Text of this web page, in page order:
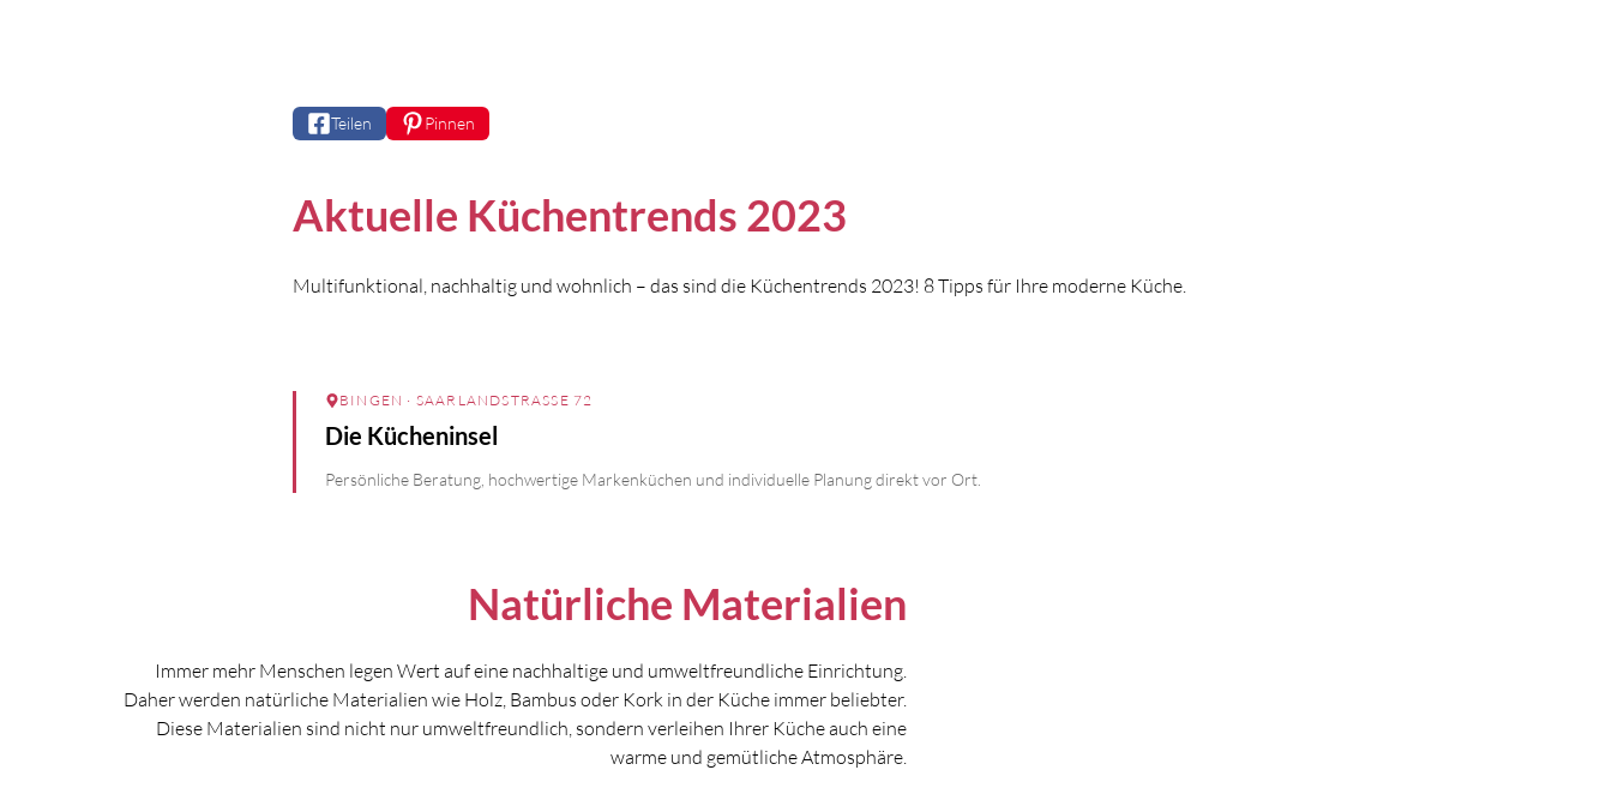
Teilen Pinnen
Aktuelle Küchentrends 2023
Multifunktional, nachhaltig und wohnlich – das sind die Küchentrends 2023! 8 Tipps für Ihre moderne Küche.
BINGEN · SAARLANDSTRASSE 72
Die Kücheninsel
Persönliche Beratung, hochwertige Markenküchen und individuelle Planung direkt vor Ort.
Natürliche Materialien
Immer mehr Menschen legen Wert auf eine nachhaltige und umweltfreundliche Einrichtung.
Daher werden natürliche Materialien wie Holz, Bambus oder Kork in der Küche immer beliebter.
Diese Materialien sind nicht nur umweltfreundlich, sondern verleihen Ihrer Küche auch eine
warme und gemütliche Atmosphäre.